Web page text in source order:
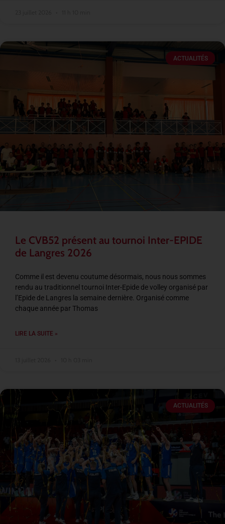
ACTUALITÉS
Le CVB52 présent au tournoi Inter-EPIDE
de Langres 2026
Comme il est devenu coutume désormais, nous nous sommes
rendu au traditionnel tournoi Inter-Epide de volley organisé par
l’Epide de Langres la semaine dernière. Organisé comme
chaque année par Thomas
LIRE LA SUITE »
ACTUALITÉS